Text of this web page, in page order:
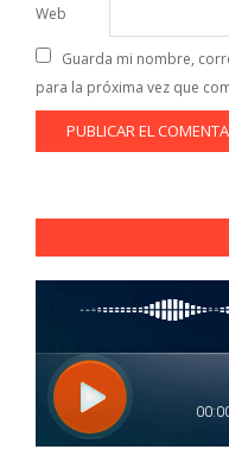
Web
Guarda mi nombre,
para la próxima vez que